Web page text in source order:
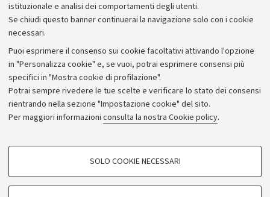
istituzionale e analisi dei comportamenti degli utenti.
Se chiudi questo banner continuerai la navigazione solo con i cookie
necessari.
Puoi esprimere il consenso sui cookie facoltativi attivando l'opzione
in "Personalizza cookie" e, se vuoi, potrai esprimere consensi più
specifici in "Mostra cookie di profilazione".
Potrai sempre rivedere le tue scelte e verificare lo stato dei consensi
rientrando nella sezione "Impostazione cookie" del sito.
Per maggiori informazioni consulta la nostra Cookie policy.
COOKIE DI PROFILAZIONE - FACOLTATIVI
SOLO COOKIE NECESSARI
Donazioni e 5x1000
Bandi, gare e concorsi
Albo online
Amministrazione trasparente
Atti di notifica
Informazioni sul sito e accessibilità
Dichiarazione di accessibilità
Privacy e note legali
Impostazioni Cookie